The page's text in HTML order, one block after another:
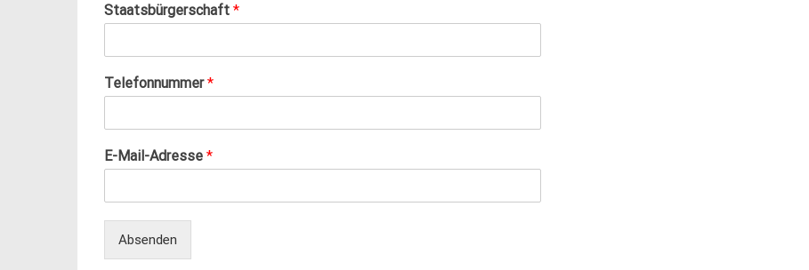
O
Staatsbürgerschaft *
Telefonnummer*
E-Mail-Adresse *
Absenden